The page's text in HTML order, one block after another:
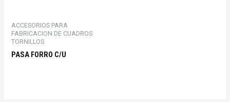
ACCESORIOS PARA
FABRICACION DE CUADROS
TORNILLOS
PASA FORRO C/U